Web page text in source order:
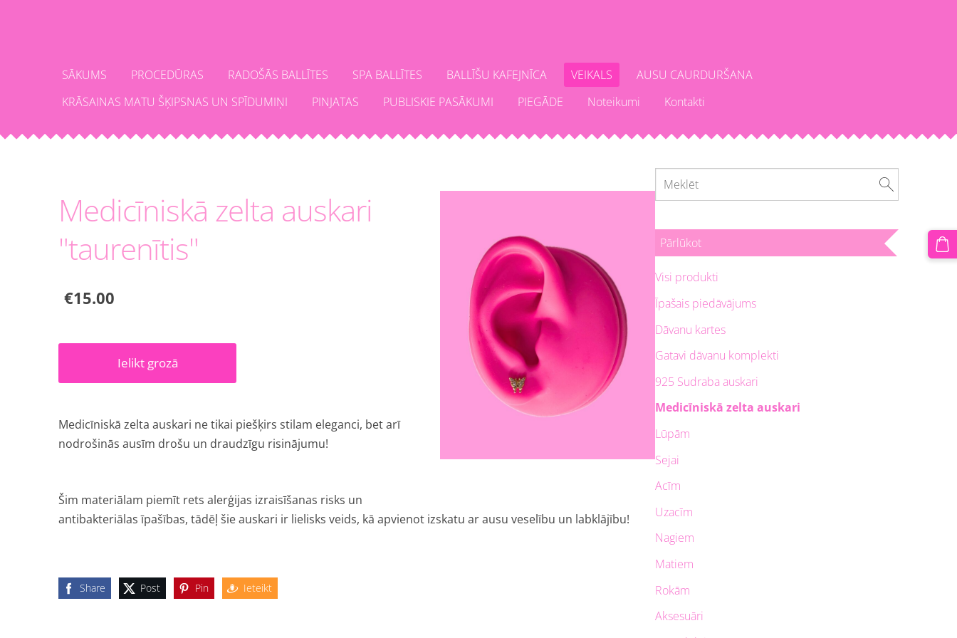
SĀKUMS PROCEDŪRAS RADOŠĀS BALLĪTES SPA BALLĪTES BALLĪŠU KAFEJNĪCA VEIKALS
AUSU CAURDURŠANA
KRĀSAINAS MATU ŠĶIPSNAS UN SPĪDUMIŅI
PINJATAS PUBLISKIE PASĀKUMI PIEGĀDE Noteikumi Kontakti
Pārlūkot
Visi produkti
Īpašais piedāvājums
Dāvanu kartes
Gatavi dāvanu komplekti
925 Sudraba auskari
Medicīniskā zelta auskari
Lūpām
Sejai
Acīm
Uzacīm
Nagiem
Matiem
Rokām
Aksesuāri
Medicīniskā zelta auskari
"taurenītis"
€15.00
Ielikt grozā
Medicīniskā zelta auskari ne tikai piešķirs stilam eleganci, bet arī
nodrošinās ausīm drošu un draudzīgu risinājumu!
Šim materiālam piemīt rets alerģijas izraisīšanas risks un
antibakteriālas īpašības, tādēļ šie auskari ir lielisks veids, kā apvienot izskatu ar ausu veselību un labklājību!
Share Post Pin Ieteikt